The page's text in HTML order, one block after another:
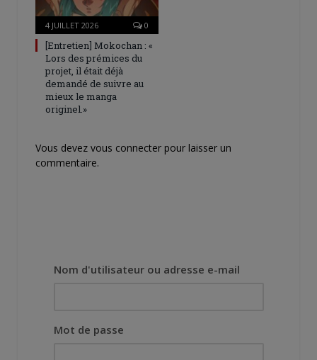
4 JUILLET 2026 0
[Entretien] Mokochan : «
Lors des prémices du
projet, il était déjà
demandé de suivre au
mieux le manga
originel.»
Vous devez vous connecter pour laisser un
commentaire.
Nom d'utilisateur ou adresse e-mail
Mot de passe